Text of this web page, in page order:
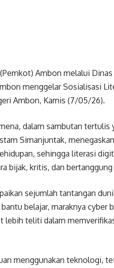
Ambon melalui
menggelar Sosialisasi
Ambon, Kamis (7/05/26).
dalam sambutan tertulis
Simanjuntak,
sehingga literasi
bijak, kritis, dan bertanggung
sejumlah tantangan
belajar, maraknya cyber
lebih teliti dalam
menggunakan teknologi,